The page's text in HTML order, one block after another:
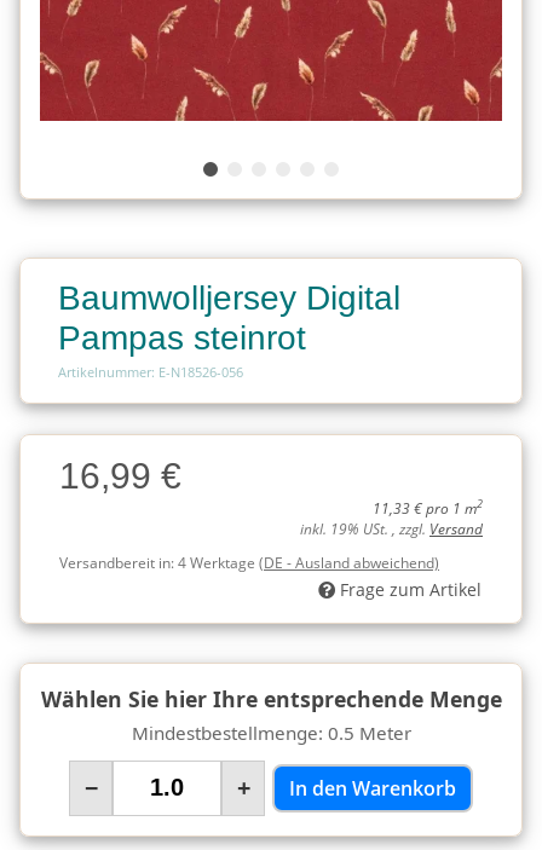
Baumwolljersey Digital
Pampas steinrot
Artikelnummer: E-N18526-056
Charge
Charge16,99 €
11,33 € pro 1 m2
inkl. 19% USt. , zzgl. Versand
Versandbereit in:4 Werktage (DE - Ausland abweichend)
Frage zum Artikel
Wählen Sie hier Ihre entsprechende Menge
Mindestbestellmenge: 0.5 Meter
− + In den Warenkorb